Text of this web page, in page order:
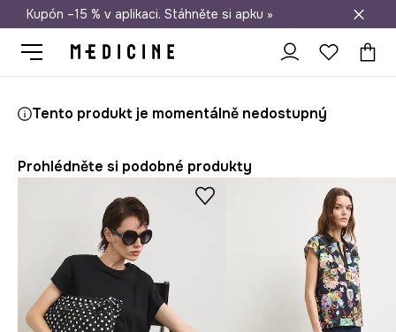
Doprava zdarma při nákupu nad 1 200 Kč
Kupón –15 % v aplikaci. Stáhněte si apku »
Tento produkt je momentálně nedostupný
Prohlédněte si podobné produkty